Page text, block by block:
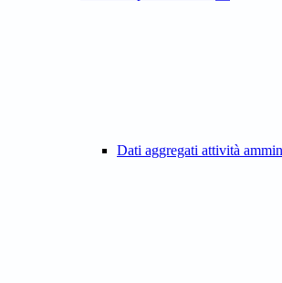
Dati aggregati attività